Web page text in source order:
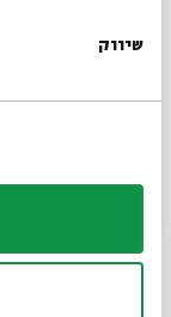
שיווק
מתוך: